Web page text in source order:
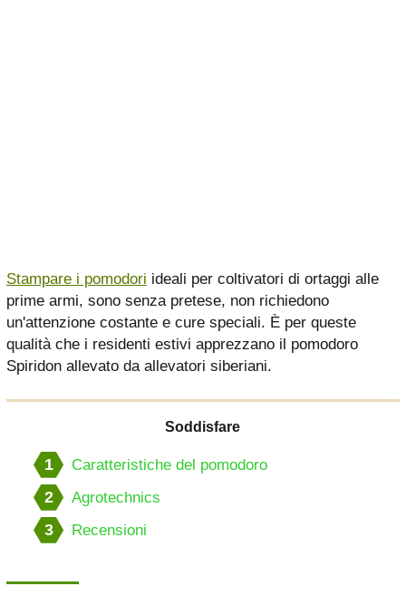
Stampare i pomodori ideali per coltivatori di ortaggi alle
prime armi, sono senza pretese, non richiedono
un'attenzione costante e cure speciali. È per queste
qualità che i residenti estivi apprezzano il pomodoro
Spiridon allevato da allevatori siberiani.
Soddisfare
1 Caratteristiche del pomodoro
2 Agrotechnics
3 Recensioni